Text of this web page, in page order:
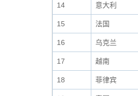
14 意大利
15 法国
16 乌克兰
17 越南
18 菲律宾